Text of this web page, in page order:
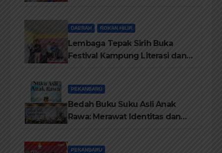
DAERAH ROKAN HILIR
Lembaga Tepak Sirih Buka
Festival Kampung Literasi dan
PEKANBARU
Bedah Buku Suku Asli Anak
Rawa: Merawat Identitas dan
PEKANBARU